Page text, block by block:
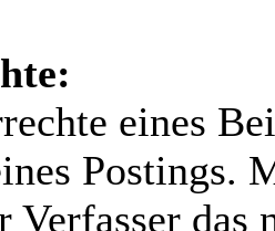
eines
Postings.
Verfasser